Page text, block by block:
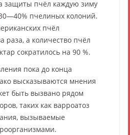
защиты пчёл каждую зиму
пчелиных колоний.
пчёл
раза, а количество пчёл
сократилось на 90 %.
пока до конца
высказываются мнения
быть вызвано рядом
таких как варроатоз
вызываемые